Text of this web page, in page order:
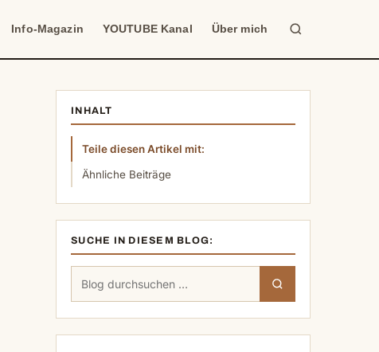
Info-Magazin YOUTUBE Kanal Über mich
Suche
INHALT
Teile diesen Artikel mit:
Ähnliche Beiträge
SUCHE IN DIESEM BLOG:
Suchen